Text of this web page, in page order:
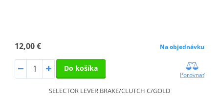
12,00 € Na objednávku
Do košíka
Porovnať
SELECTOR LEVER BRAKE/CLUTCH C/GOLD